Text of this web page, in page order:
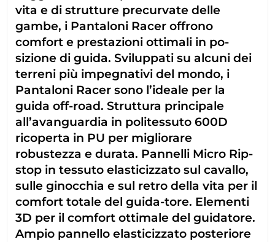
vita e di strutture precurvate delle
gambe, i Pantaloni Racer offrono
comfort e prestazioni ottimali in po-
sizione di guida. Sviluppati su alcuni dei
terreni più impegnativi del mondo, i
Pantaloni Racer sono l’ideale per la
guida off-road. Struttura principale
all’avanguardia in politessuto 600D
ricoperta in PU per migliorare
robustezza e durata. Pannelli Micro Rip-
stop in tessuto elasticizzato sul cavallo,
sulle ginocchia e sul retro della vita per il
comfort totale del guida-tore. Elementi
3D per il comfort ottimale del guidatore.
Ampio pannello elasticizzato posteriore